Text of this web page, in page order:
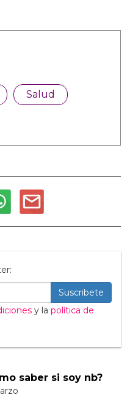
Salud
Suscribete
y la política de
saber si soy nb?